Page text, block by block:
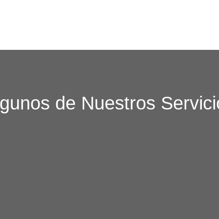
de Nuestros